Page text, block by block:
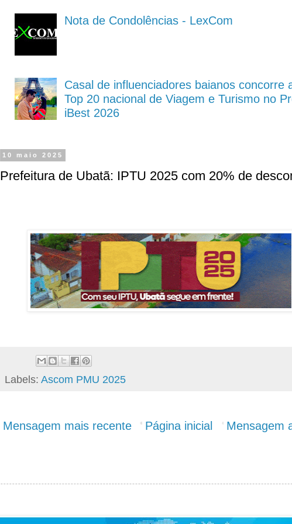
Nota de Condolências - LexCom
Casal de influenciadores baianos concorre
Top 20 nacional de Viagem e Turismo no
iBest 2026
10 maio 2025
Prefeitura de Ubatã: IPTU 2025 com 20% de
Labels: Ascom PMU 2025
Mensagem mais recente Mensagem
Página inicial